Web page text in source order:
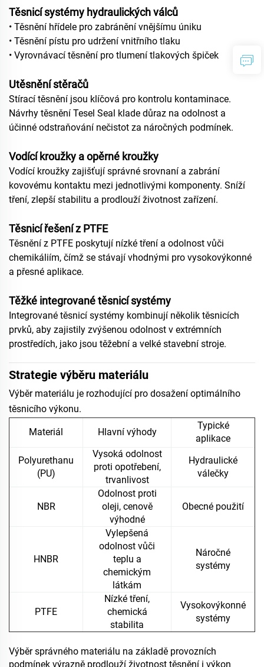
Těsnicí systémy hydraulických válců
• Těsnění hřídele pro zabránění vnějšímu úniku
• Těsnění pístu pro udržení vnitřního tlaku
• Vyrovnávací těsnění pro tlumení tlakových špiček
Utěsnění stěračů
Stírací těsnění jsou klíčová pro kontrolu kontaminace.
Návrhy těsnění Tesel Seal klade důraz na odolnost a
účinné odstraňování nečistot za náročných podmínek.
Vodící kroužky a opěrné kroužky
Vodící kroužky zajišťují správné srovnaní a zabrání
kovovému kontaktu mezi jednotlivými komponenty. Sníží
tření, zlepší stabilitu a prodlouží životnost zařízení.
Těsnicí řešení z PTFE
Těsnění z PTFE poskytují nízké tření a odolnost vůči
chemikáliím, čímž se stávají vhodnými pro vysokovýkonné
a přesné aplikace.
Těžké integrované těsnicí systémy
Integrované těsnicí systémy kombinují několik těsnicích
prvků, aby zajistily zvýšenou odolnost v extrémních
prostředích, jako jsou těžební a velké stavební stroje.
Strategie výběru materiálu
Výběr materiálu je rozhodující pro dosažení optimálního
těsnicího výkonu.
Materiál Hlavní výhody
Typické
aplikace
Polyurethanu
(PU)
Vysoká odolnost
proti opotřebení,
trvanlivost
Hydraulické
válečky
NBR
Odolnost proti
oleji, cenově
výhodné
Obecné použití
HNBR
Vylepšená
odolnost vůči
teplu a
chemickým
látkám
Náročné
systémy
PTFE
Nízké tření,
chemická
stabilita
Vysokovýkonné
systémy
Výběr správného materiálu na základě provozních
podmínek výrazně prodlouží životnost těsnění i výkon